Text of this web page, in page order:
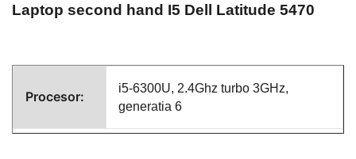
Laptop second hand I5 Dell Latitude 5470
Procesor:
i5-6300U, 2.4Ghz turbo 3GHz,
generatia 6